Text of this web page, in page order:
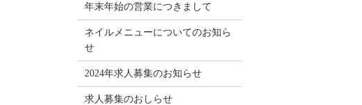
年末年始の営業につきまして
ネイルメニューについてのお知ら
せ
2024年求人募集のお知らせ
求人募集のおしらせ